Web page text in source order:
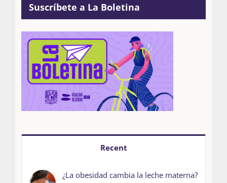
Suscríbete a La Boletina
Recent
¿La obesidad cambia la leche materna?